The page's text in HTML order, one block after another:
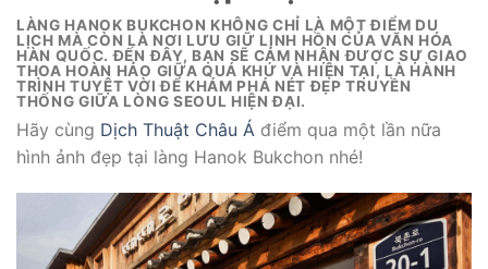
LÀNG HANOK BUKCHON KHÔNG CHỈ LÀ MỘT ĐIỂM DU
LỊCH MÀ CÒN LÀ NƠI LƯU GIỮ LINH HỒN CỦA VĂN HÓA
HÀN QUỐC. ĐẾN ĐÂY, BẠN SẼ CẢM NHẬN ĐƯỢC SỰ GIAO
THOA HOÀN HẢO GIỮA QUÁ KHỨ VÀ HIỆN TẠI, LÀ HÀNH
TRÌNH TUYỆT VỜI ĐỂ KHÁM PHÁ NÉT ĐẸP TRUYỀN
THỐNG GIỮA LÒNG SEOUL HIỆN ĐẠI.
Hãy cùng Dịch Thuật Châu Á điểm qua một lần nữa
hình ảnh đẹp tại làng Hanok Bukchon nhé!